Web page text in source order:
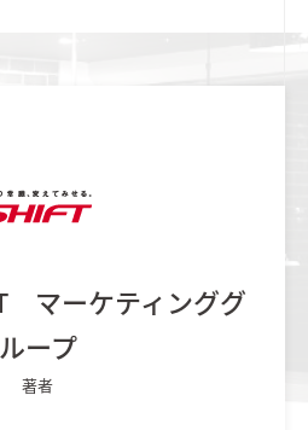
著者
マーケティンググ
ループ